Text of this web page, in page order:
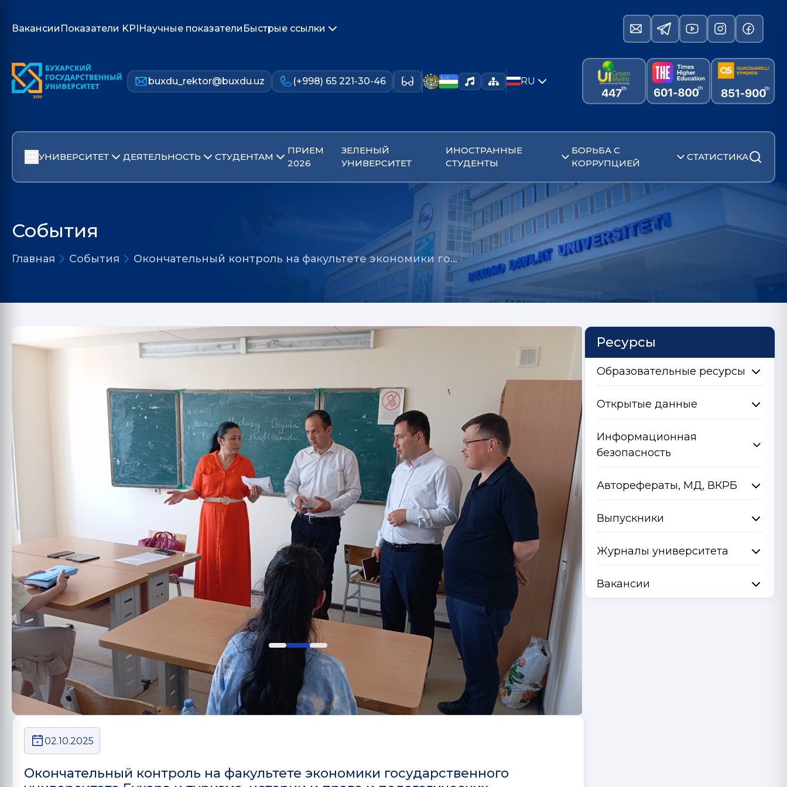
Вакансии Показатели KPIНаучные показатели Быстрые ссылки
buxdu_rektor@buxdu.uz (+998) 65 221-30-46 RU
УНИВЕРСИТЕТ ДЕЯТЕЛЬНОСТЬ СТУДЕНТАМ
ПРИЕМ
2026
ЗЕЛЕНЫЙ
УНИВЕРСИТЕТ
ИНОСТРАННЫЕ
СТУДЕНТЫ
БОРЬБА С
КОРРУПЦИЕЙ
СТАТИСТИКА
События
Главная События Окончательный контроль на факультете экономики го…
02.10.2025
Окончательный контроль на факультете экономики государственного
Ресурсы
Образовательные ресурсы
Открытые данные
Информационная
безопасность
Авторефераты, МД, ВКРБ
Выпускники
Журналы университета
Вакансии